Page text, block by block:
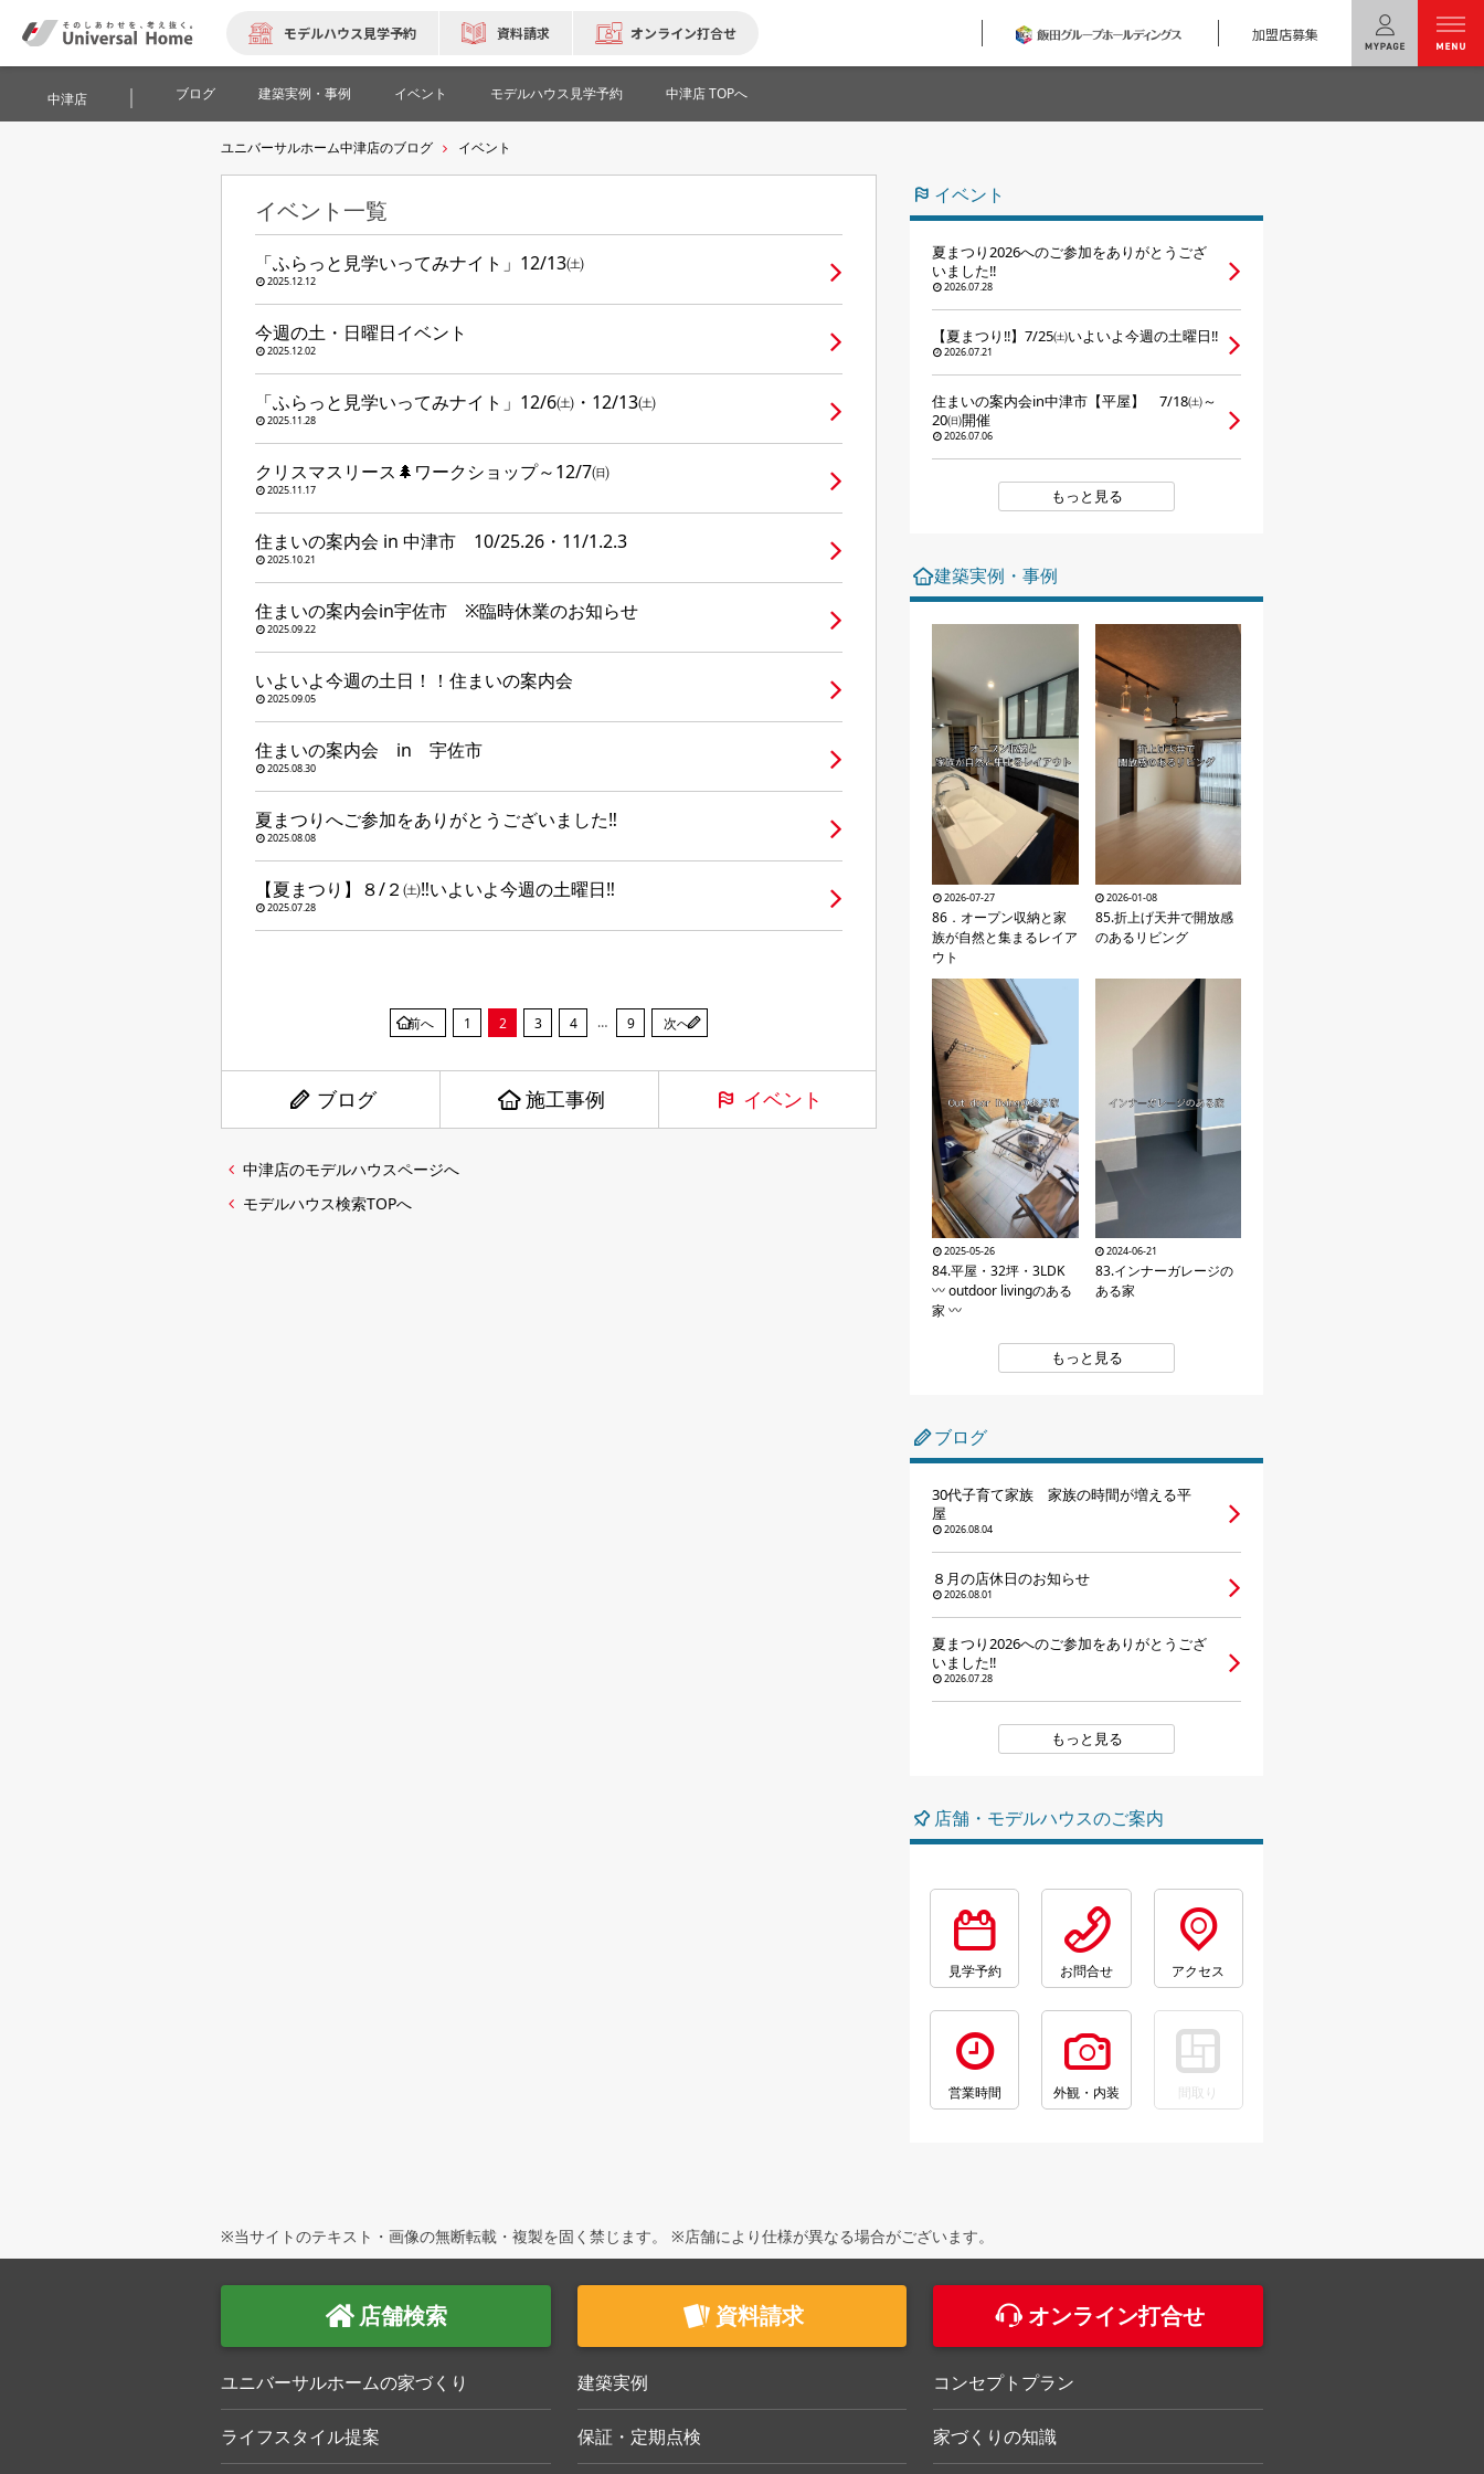
モデルハウス見学予約 資料請求 オンライン打合せ 加盟店募集
テクノロジー
建築実例
企業情報
中津店 ブログ 建築実例・事例 イベント モデルハウス見学予約 中津店 TOPへ
ユニバーサルホーム中津店のブログ イベント
イベント一覧
「ふらっと見学いってみナイト」12/13㈯
2025.12.12
今週の土・日曜日イベント
2025.12.02
「ふらっと見学いってみナイト」12/6㈯・12/13㈯
2025.11.28
クリスマスリース🌲ワークショップ～12/7㈰
2025.11.17
住まいの案内会 in 中津市 10/25.26・11/1.2.3
2025.10.21
住まいの案内会in宇佐市 ※臨時休業のお知らせ
2025.09.22
いよいよ今週の土日！！住まいの案内会
2025.09.05
住まいの案内会 in 宇佐市
2025.08.30
夏まつりへご参加をありがとうございました‼
2025.08.08
【夏まつり】８/２㈯‼いよいよ今週の土曜日‼
2025.07.28
前へ 1 2 3 4 … 9 次へ
ブログ 施工事例 イベント
中津店のモデルハウスページへ
モデルハウス検索TOPへ
イベント
夏まつり2026へのご参加をありがとうござ
いました‼
2026.07.28
【夏まつり‼】7/25㈯いよいよ今週の土曜日‼
2026.07.21
住まいの案内会in中津市【平屋】 7/18㈯～
20㈰開催
2026.07.06
もっと見る
建築実例・事例
2026-07-27
86．オープン収納と家
族が自然と集まるレイア
ウト
2026-01-08
85.折上げ天井で開放感
のあるリビング
2025-05-26
84.平屋・32坪・3LDK
〰 outdoor livingのある
家 〰
2024-06-21
83.インナーガレージの
ある家
もっと見る
ブログ
30代子育て家族 家族の時間が増える平
屋
2026.08.04
８月の店休日のお知らせ
2026.08.01
夏まつり2026へのご参加をありがとうござ
いました‼
2026.07.28
もっと見る
店舗・モデルハウスのご案内
見学予約 お問合せ アクセス
営業時間 外観・内装 間取り
※当サイトのテキスト・画像の無断転載・複製を固く禁じます。 ※店舗により仕様が異なる場合がございます。
店舗検索 資料請求 オンライン打合せ
ユニバーサルホームの家づくり 建築実例 コンセプトプラン
ライフスタイル提案 保証・定期点検 家づくりの知識